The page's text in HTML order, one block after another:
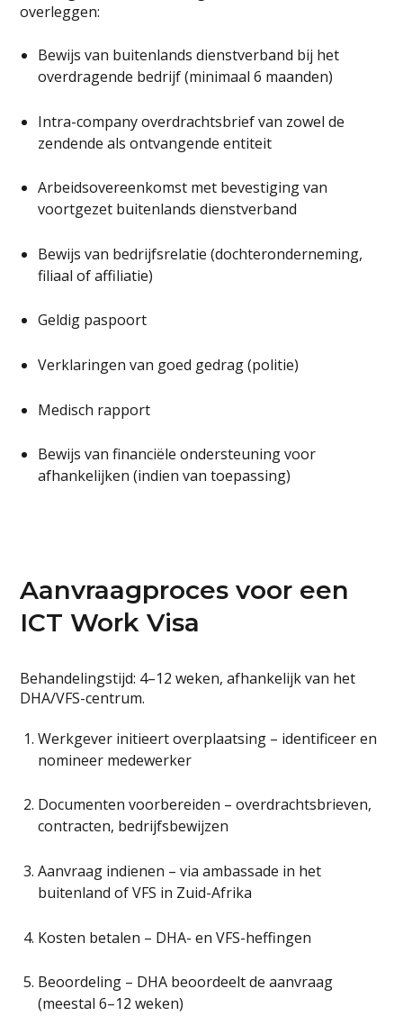
overleggen:
Bewijs van buitenlands dienstverband bij het
overdragende bedrijf (minimaal 6 maanden)
Intra-company overdrachtsbrief van zowel de
zendende als ontvangende entiteit
Arbeidsovereenkomst met bevestiging van
voortgezet buitenlands dienstverband
Bewijs van bedrijfsrelatie (dochteronderneming,
filiaal of affiliatie)
Geldig paspoort
Verklaringen van goed gedrag (politie)
Medisch rapport
Bewijs van financiële ondersteuning voor
afhankelijken (indien van toepassing)
Aanvraagproces voor een
ICT Work Visa
Behandelingstijd: 4–12 weken, afhankelijk van het
DHA/VFS-centrum.
Werkgever initieert overplaatsing – identificeer en
nomineer medewerker
Documenten voorbereiden – overdrachtsbrieven,
contracten, bedrijfsbewijzen
Aanvraag indienen – via ambassade in het
buitenland of VFS in Zuid-Afrika
Kosten betalen – DHA- en VFS-heffingen
Beoordeling – DHA beoordeelt de aanvraag
(meestal 6–12 weken)